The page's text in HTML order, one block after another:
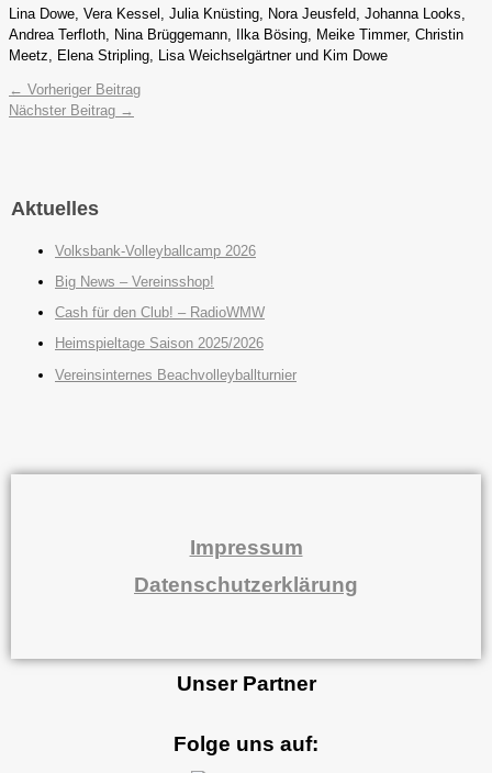
Lina Dowe, Vera Kessel, Julia Knüsting, Nora Jeusfeld, Johanna Looks,
Andrea Terfloth, Nina Brüggemann, Ilka Bösing, Meike Timmer, Christin
Meetz, Elena Stripling, Lisa Weichselgärtner und Kim Dowe
← Vorheriger Beitrag
Nächster Beitrag →
Aktuelles
Volksbank-Volleyballcamp 2026
Big News – Vereinsshop!
Cash für den Club! – RadioWMW
Heimspieltage Saison 2025/2026
Vereinsinternes Beachvolleyballturnier
Impressum
Datenschutzerklärung
Unser Partner
Folge uns auf: